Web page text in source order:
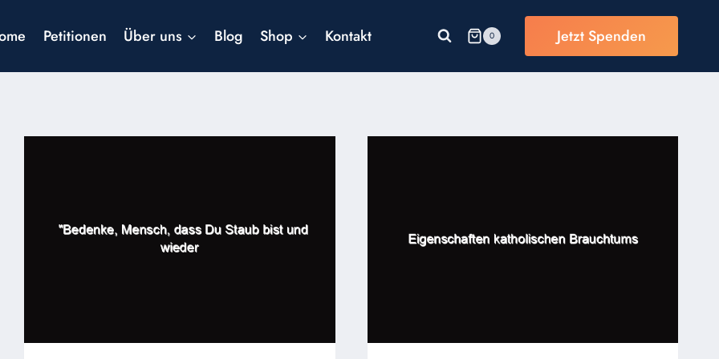
Petitionen Über uns Blog Shop Kontakt 0 Jetzt Spenden